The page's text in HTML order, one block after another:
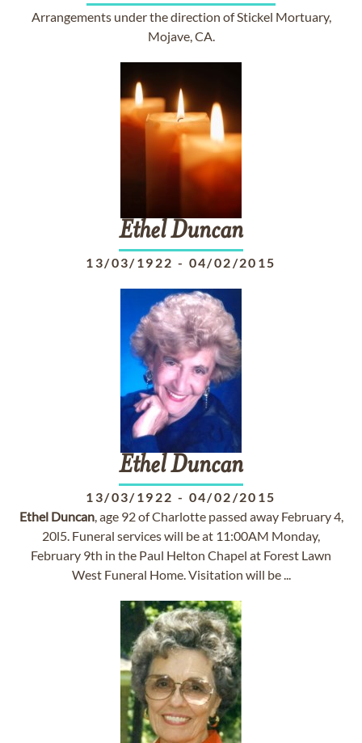
Arrangements under the direction of Stickel Mortuary,
Mojave, CA.
EthelDuncan
13/03/1922 - 04/02/2015
EthelDuncan
13/03/1922 - 04/02/2015
Ethel Duncan, age 92 of Charlotte passed away February 4,
20l5. Funeral services will be at 11:00AM Monday,
February 9th in the Paul Helton Chapel at Forest Lawn
West Funeral Home. Visitation will be ...